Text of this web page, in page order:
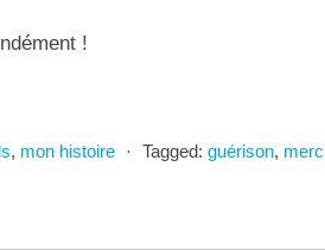
!
, mon histoire ⋅ Tagged: guérison,